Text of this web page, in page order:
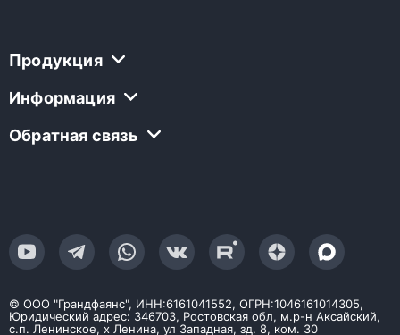
Продукция
Информация
Обратная связь
© ООО "Грандфаянс", ИНН:6161041552, ОГРН:1046161014305,
Юридический адрес: 346703, Ростовская обл, м.р-н Аксайский,
с.п. Ленинское, х Ленина, ул Западная, зд. 8, ком. 30